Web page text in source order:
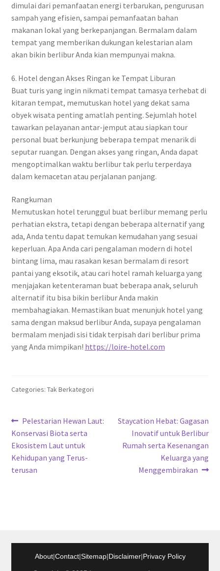
dimulai dari pemanfaatan energi terbarukan, pengurusan
sampah yang efisien, sampai pemanfaatan bahan
makanan lokal yang berkepanjangan. Bermalam dalam
tempat yang memberikan dukungan kelestarian alam
akan bikin berlibur Anda kian mempunyai makna.
6. Hotel dengan Akses Ringan ke Tempat Liburan
Buat turis yang ingin nikmati tempat tamasya terhebat di
kitaran tempat, memutuskan hotel yang dekat sama
obyek wisata penting amatlah penting. Sejumlah hotel
tawarkan pelayanan antar-jemput atau siapkan tour
personal buat berkunjung beberapa tempat menarik di
seputar ruangan. Dengan akses yang ringan, Anda dapat
mengoptimalkan waktu berlibur tak perlu terperdaya
dalam kemacetan atau perjalanan panjang.
Rangkuman
Memutuskan hotel terunggul buat berlibur memang perlu
perhatian ekstra, tetapi dengan beberapa alternatif yang
ada, Anda tentu dapat temukan kemudahan yang sesuai
keperluan. Apa Anda cari pengalaman modern di hotel
bintang lima, mau rasakan kesan bermalam di resort
pantai yang eksotik, atau cari hotel ramah keluarga yang
menjajakan ketenteraman buat beberapa anak, seluruh
alternatif itu bisa bikin berlibur Anda makin
membahagiakan. Memastikan buat menunjuk hotel yang
sama dengan maksud berlibur Anda, supaya pengalaman
bermalam menjadi sisi tidak terpisah dari berlibur prima
yang Anda mimpikan! https://loire-hotel.com
Categories: Tak Berkategori
Navigasi
pos
Previous
post:
Pelestarian Hewan Laut:
Konservasi Biota serta
Ekosistem Laut untuk
Kehidupan yang Terus-
terusan
Next
post:
Staycation Hebat: Gagasan
Inovatif untuk Berlibur
Rumah serta Kesenangan
Keluarga yang
Menggembirakan
About|Contact|Sitemap|Disclaimer|Privacy Policy